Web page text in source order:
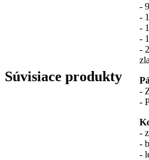
-
-
-
-
-
-
-
-
-
-
Súvisiace produkty